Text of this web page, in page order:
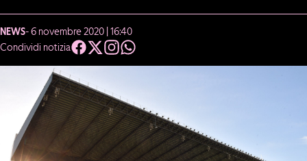
NEWS- 6 novembre 2020 | 16:40
Condividi notizia